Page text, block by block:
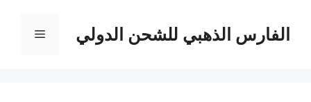
المحتوىالفارس الذهبي للشحن الدولي القائمة